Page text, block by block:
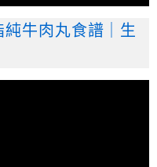
牛肉丸食譜｜生